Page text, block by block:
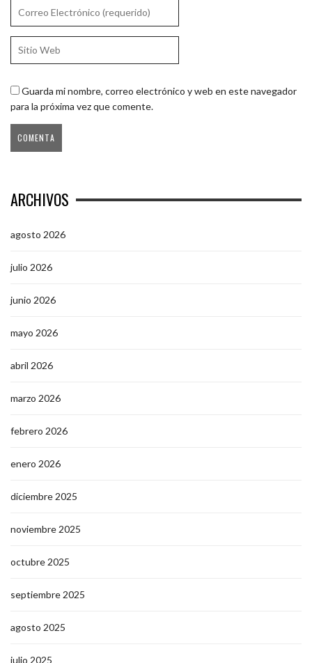
Guarda mi nombre, correo electrónico y web en este navegador
para la próxima vez que comente.
ARCHIVOS
agosto 2026
julio 2026
junio 2026
mayo 2026
abril 2026
marzo 2026
febrero 2026
enero 2026
diciembre 2025
noviembre 2025
octubre 2025
septiembre 2025
agosto 2025
julio 2025